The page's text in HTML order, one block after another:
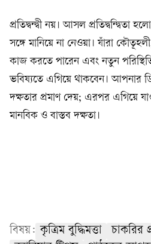
প্রতিদ্বন্দ্বী নয়। আসল প্রতিদ্বন্দ্বিতা
সঙ্গে মানিয়ে না নেওয়া। যাঁরা
কাজ করতে পারেন এবং নতুন
ভবিষ্যতে এগিয়ে থাকবেন। আপনার
দক্ষতার প্রমাণ দেয়; এরপর এগিয়ে
মানবিক ও বাস্তব দক্ষতা।
বিষয়: কৃত্রিম বুদ্ধিমত্তা চাকরির